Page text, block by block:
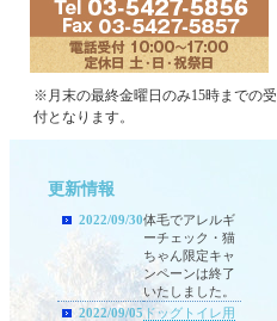
※月末の最終金曜日のみ15時までの受
付となります。
更新情報
2022/09/30体毛でアレルギ
ーチェック・猫
ちゃん限定キャ
ンペーンは終了
いたしました。
2022/09/05 ドッグトイレ用